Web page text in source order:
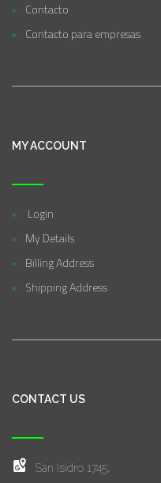
Contacto
Contacto para empresas
MY ACCOUNT
Login
My Details
Billing Address
Shipping Address
CONTACT US
San Isidro 1745,